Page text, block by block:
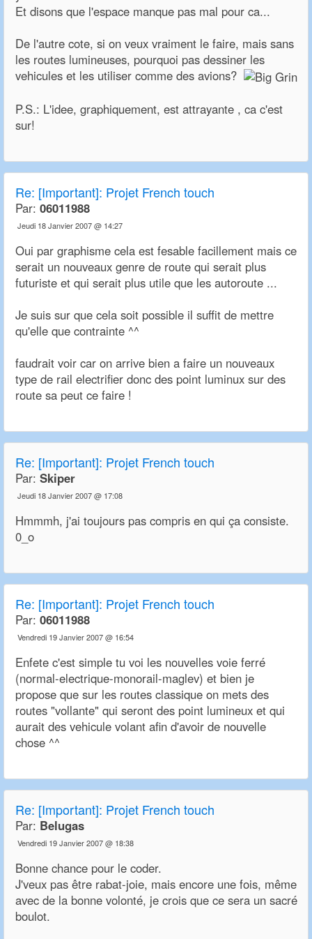
Et disons que l'espace manque pas mal pour ca...
De l'autre cote, si on veux vraiment le faire, mais sans
les routes lumineuses, pourquoi pas dessiner les
vehicules et les utiliser comme des avions?
P.S.: L'idee, graphiquement, est attrayante , ca c'est
sur!
Re: [Important]: Projet French touch
Par: 06011988
Jeudi 18 Janvier 2007 @ 14:27
Oui par graphisme cela est fesable facillement mais ce
serait un nouveaux genre de route qui serait plus
futuriste et qui serait plus utile que les autoroute ...
Je suis sur que cela soit possible il suffit de mettre
qu'elle que contrainte ^^
faudrait voir car on arrive bien a faire un nouveaux
type de rail electrifier donc des point luminux sur des
route sa peut ce faire !
Re: [Important]: Projet French touch
Par: Skiper
Jeudi 18 Janvier 2007 @ 17:08
Hmmmh, j'ai toujours pas compris en qui ça consiste.
0_o
Re: [Important]: Projet French touch
Par: 06011988
Vendredi 19 Janvier 2007 @ 16:54
Enfete c'est simple tu voi les nouvelles voie ferré
(normal-electrique-monorail-maglev) et bien je
propose que sur les routes classique on mets des
routes "vollante" qui seront des point lumineux et qui
aurait des vehicule volant afin d'avoir de nouvelle
chose ^^
Re: [Important]: Projet French touch
Par: Belugas
Vendredi 19 Janvier 2007 @ 18:38
Bonne chance pour le coder.
J'veux pas être rabat-joie, mais encore une fois, même
avec de la bonne volonté, je crois que ce sera un sacré
boulot.